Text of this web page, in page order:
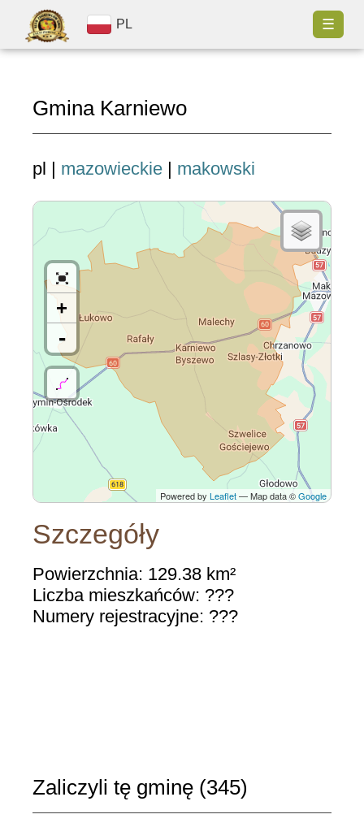
PL ☰
Gmina Karniewo
pl | mazowieckie | makowski
+
-
Powered by Leaflet— Map data ©Google
Szczegóły
Powierzchnia: 129.38 km²
Liczba mieszkańców: ???
Numery rejestracyjne: ???
Zaliczyli tę gminę (345)